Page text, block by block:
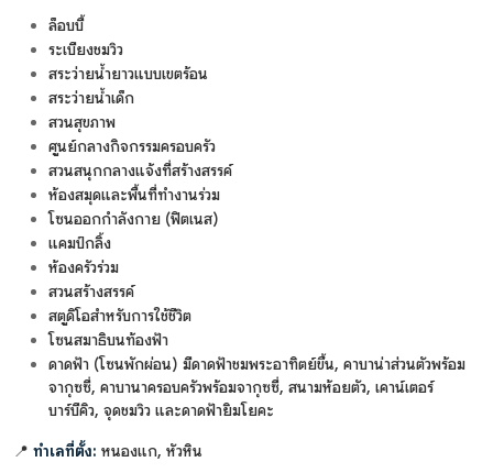
ล็อบบี้
ระเบียงชมวิว
สระว่ายน้ำยาวแบบเขตร้อน
สระว่ายน้ำเด็ก
สวนสุขภาพ
ศูนย์กลางกิจกรรมครอบครัว
สวนสนุกกลางแจ้งที่สร้างสรรค์
ห้องสมุดและพื้นที่ทำงานร่วม
โซนออกกำลังกาย (ฟิตเนส)
แคมป์กลิ้ง
ห้องครัวร่วม
สวนสร้างสรรค์
สตูดิโอสำหรับการใช้ชีวิต
โซนสมาธิบนท้องฟ้า
ดาดฟ้า (โซนพักผ่อน) มีดาดฟ้าชมพระอาทิตย์ขึ้น, คาบาน่าส่วนตัวพร้อม
จากุซซี่, คาบานาครอบครัวพร้อมจากุซซี่, สนามห้อยตัว, เคาน์เตอร์
บาร์บีคิว, จุดชมวิว และดาดฟ้ายิมโยคะ
📍 ทำเลที่ตั้ง: หนองแก, หัวหิน